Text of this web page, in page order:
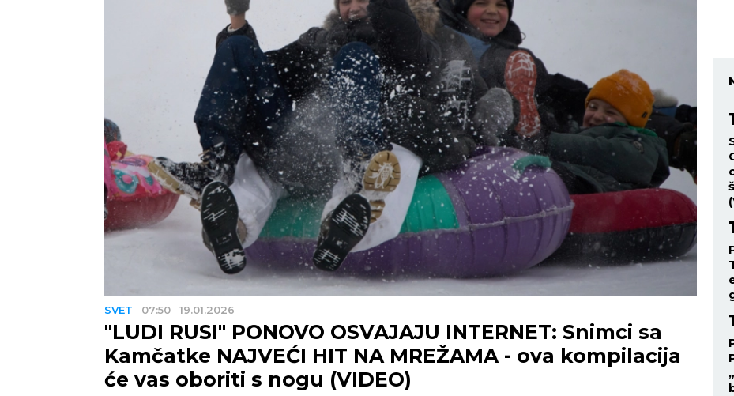
SVET 07:50 19.01.2026
"LUDI RUSI" PONOVO OSVAJAJU INTERNET: Snimci sa
Kamčatke NAJVEĆI HIT NA MREŽAMA - ova kompilacija
će vas oboriti s nogu (VIDEO)